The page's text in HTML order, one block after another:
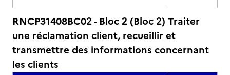
RNCP31408BC02 - Bloc 2 (Bloc 2) Traiter
une réclamation client, recueillir et
transmettre des informations concernant
les clients